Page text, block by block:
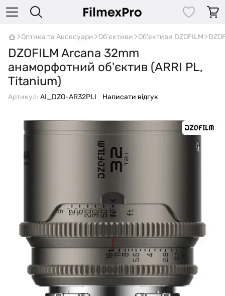
Оптика та Аксесуари Об'єктиви Об'єктиви DZOFILM
DZOFILM Arcana 32mm
анаморфотний об'єктив (ARRI PL,
Titanium)
Артикул: AI_DZO-AR32PLI Написати відгук